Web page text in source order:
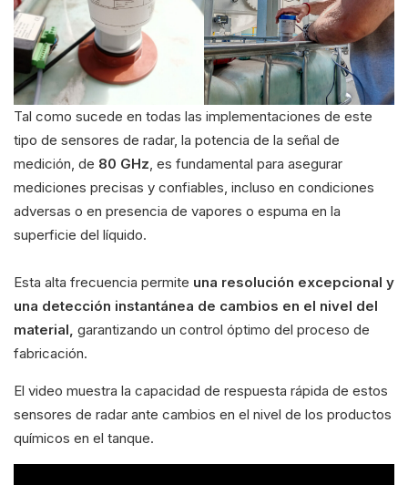
Tal como sucede en todas las implementaciones de este
tipo de sensores de radar, la potencia de la señal de
medición, de 80 GHz, es fundamental para asegurar
mediciones precisas y confiables, incluso en condiciones
adversas o en presencia de vapores o espuma en la
superficie del líquido.
Esta alta frecuencia permite una resolución excepcional y
una detección instantánea de cambios en el nivel del
material, garantizando un control óptimo del proceso de
fabricación.
El video muestra la capacidad de respuesta rápida de estos
sensores de radar ante cambios en el nivel de los productos
químicos en el tanque.